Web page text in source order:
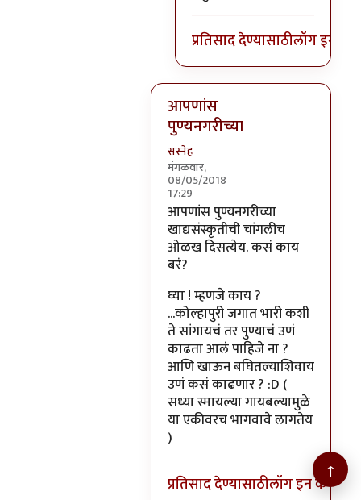
प्रतिसाद देण्यासाठीलॉग इन करा
आपणांस
पुण्यनगरीच्या
सस्नेह
मंगळवार,
08/05/2018
17:29
In reply toआपणांस पुण्यनगरीच्या
आपणांस पुण्यनगरीच्या
खाद्यसंस्कृतीची चांगलीच
ओळख दिसत्येय. कसं काय
बरं?
घ्या ! म्हणजे काय ?
...कोल्हापुरी जगात भारी कशी
ते सांगायचं तर पुण्याचं उणं
काढता आलं पाहिजे ना ?
आणि खाऊन बघितल्याशिवाय
उणं कसं काढणार ? :D (
सध्या स्मायल्या गायबल्यामुळे
या एकीवरच भागवावे लागतेय
)
प्रतिसाद देण्यासाठीलॉग इन करा
↑